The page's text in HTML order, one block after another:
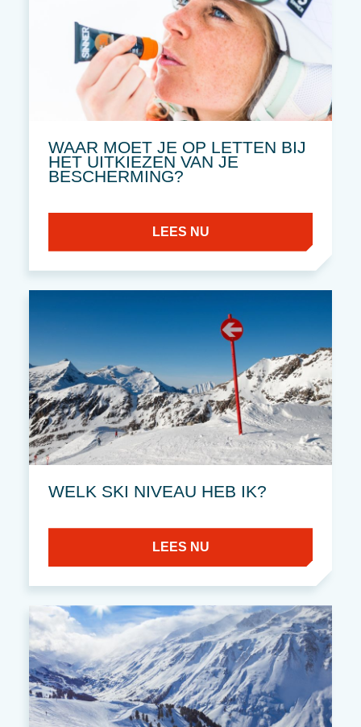
WAAR MOET JE OP LETTEN BIJ
HET UITKIEZEN VAN JE
BESCHERMING?
LEES NU
WELK SKI NIVEAU HEB IK?
LEES NU